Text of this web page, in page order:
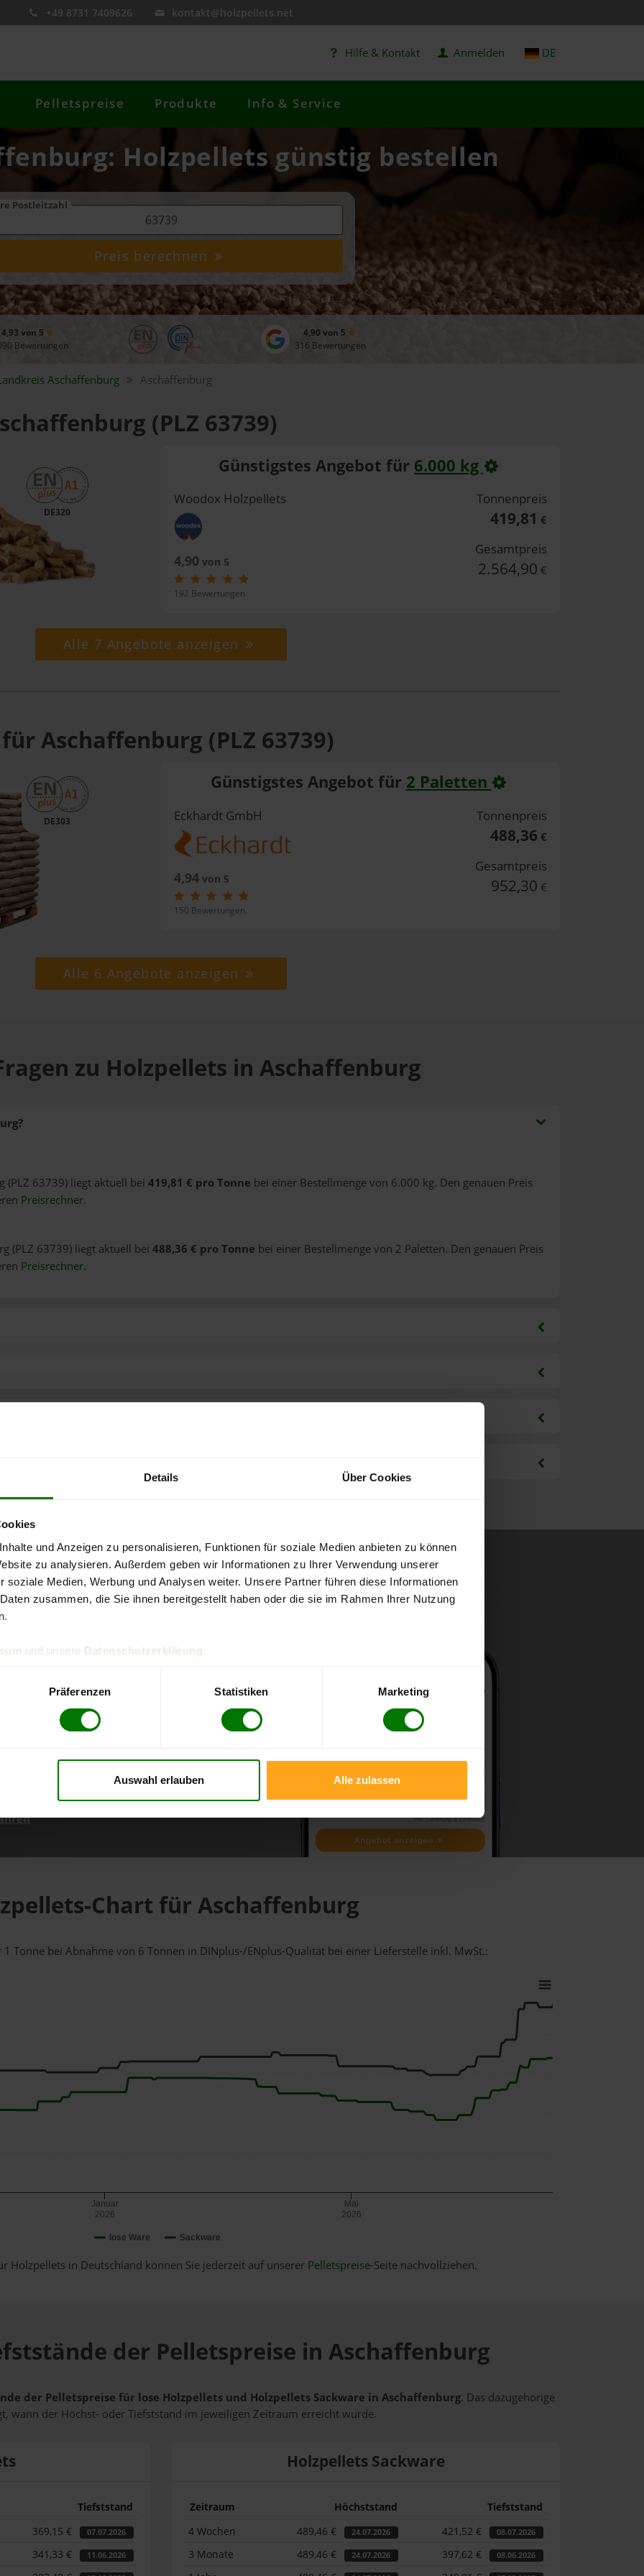
Details Über Cookies
und Anzeigen zu personalisieren, Funktionen für soziale Medien anbieten zu können
zu analysieren. Außerdem geben wir Informationen zu Ihrer Verwendung unserer
soziale Medien, Werbung und Analysen weiter. Unsere Partner führen diese Informationen
zusammen, die Sie ihnen bereitgestellt haben oder die sie im Rahmen Ihrer Nutzung
und unsere Datenschutzerklärung
Präferenzen Statistiken Marketing
Auswahl erlauben Alle zulassen
+49 8731 7409626 kontakt@holzpellets.net
Hilfe & Kontakt Anmelden DE
Pelletspreise Produkte Info & Service
Holzpellets günstig bestellen
Postleitzahl
Preis berechnen
4,93 von 5
Bewertungen
4,90 von 5
316 Bewertungen
Aschaffenburg Aschaffenburg
(PLZ 63739)
DE320
Günstigstes Angebot für 6.000 kg
Woodox Holzpellets
4,90 von 5
192 Bewertungen
Tonnenpreis
419,81 €
Gesamtpreis
2.564,90 €
Alle 7 Angebote anzeigen
Aschaffenburg (PLZ 63739)
DE303
Günstigstes Angebot für 2 Paletten
Eckhardt GmbH
4,94von 5
150 Bewertungen
Tonnenpreis
488,36 €
Gesamtpreis
952,30 €
Alle 6 Angebote anzeigen
zu Holzpellets in Aschaffenburg
(PLZ 63739) liegt aktuell bei 419,81 € pro Tonne bei einer Bestellmenge von 6.000 kg. Den genauen Preis
Preisrechner.
(PLZ 63739) liegt aktuell bei 488,36 € pro Tonne bei einer Bestellmenge von 2 Paletten. Den genauen Preis
Preisrechner.
kostenlose
direkt online bestellen
aktuellen Stand
Chart für Aschaffenburg
Tonne bei Abnahmevon 6 Tonnen in DINplus-/ENplus-Qualität bei einer Lieferstelle inkl. MwSt.:
lose Ware Sackware
Januar
2026
Mai
2026
Holzpellets in Deutschland können Sie jederzeit auf unserer Pelletspreise-Seite nachvollziehen.
der Pelletspreise in Aschaffenburg
der Pelletspreise für lose Holzpellets und Holzpellets Sackware in Aschaffenburg. Das dazugehörige
wann der Höchst- oder Tiefststand im jeweiligen Zeitraum erreicht wurde.
Tiefststand
369,15 € 07.07.2026
341,33 € 11.06.2026
Holzpellets Sackware
Zeitraum Höchststand
Tiefststand
4 Wochen
489,46 € 24.07.2026 421,52 € 08.07.2026
3 Monate 489,46 € 24.07.2026 397,62 € 08.06.2026